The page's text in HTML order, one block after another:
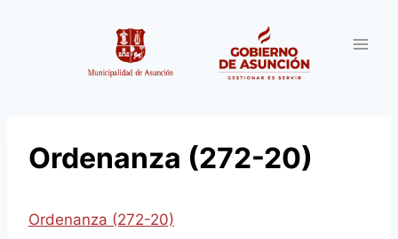
Ordenanza (272-20)
Ordenanza (272-20)